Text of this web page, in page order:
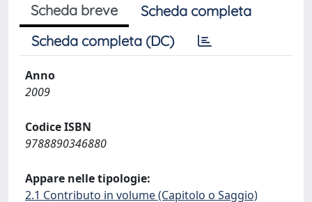
Scheda breve
Scheda completa
Scheda completa (DC)
Anno
2009
Codice ISBN
9788890346880
Appare nelle tipologie:
2.1 Contributo in volume (Capitolo o Saggio)